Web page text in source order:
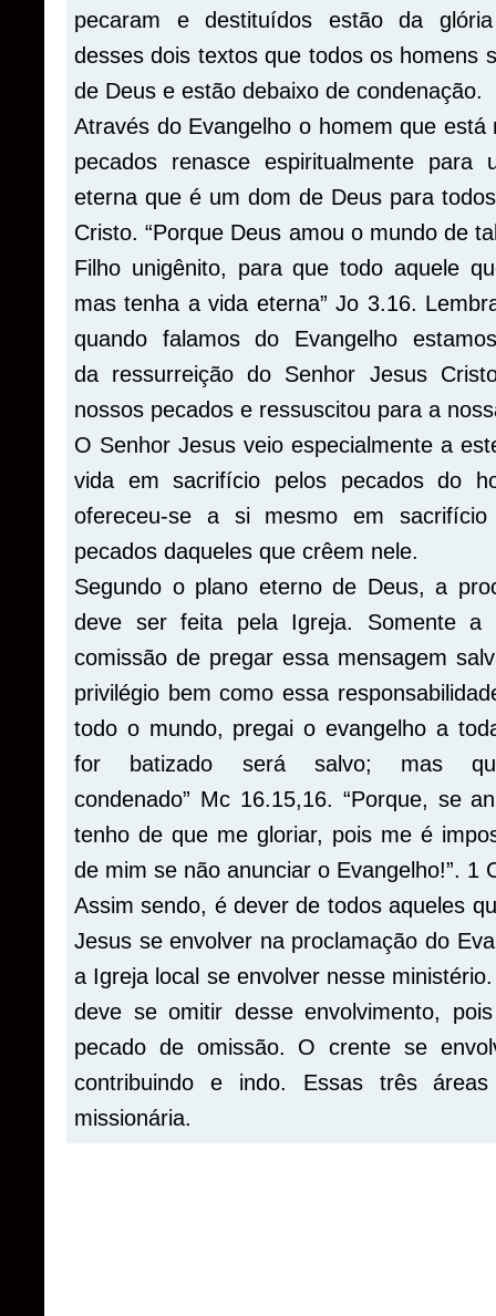
pecaram e destituídos estão da
desses dois textos que todos os homens
de Deus e estão debaixo de condenação.
Através do Evangelho o homem que
pecados renasce espiritualmente
eterna que é um dom de Deus para
Cristo. “Porque Deus amou o mundo de
Filho unigênito, para que todo aquele
mas tenha a vida eterna”Jo 3.16.
quando falamos do Evangelho
da ressurreição do Senhor Jesus
nossos pecados e ressuscitou para a
O Senhor Jesus veio especialmente a
vida em sacrifício pelos pecados do
ofereceu-se a si mesmo em
pecados daqueles que crêem nele.
Segundo o plano eterno de Deus, a
deve ser feita pela Igreja. Somente
comissão de pregar essa mensagem
privilégio bem como essa
todo o mundo, pregai o evangelho a
for
batizado será salvo; mas
condenado” Mc16.15,16. “Porque, se
tenho de que me gloriar, pois me é
de mim se não anunciar o Evangelho!”. 1
Assim sendo, é dever de todos aqueles
Jesus se envolver na proclamação do
a Igreja local se envolver nesse
deve se omitir desse envolvimento,
pecado de omissão. O crente se
contribuindo e indo. Essas três
missionária.